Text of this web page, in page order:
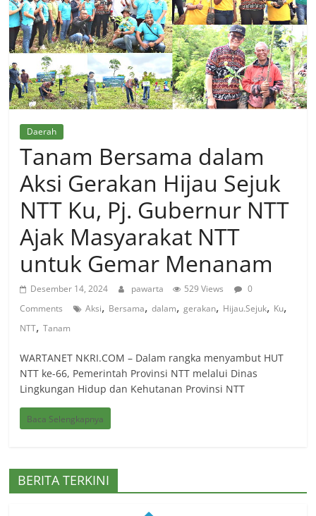
Daerah
Tanam Bersama dalam
Aksi Gerakan Hijau Sejuk
NTT Ku, Pj. Gubernur NTT
Ajak Masyarakat NTT
untuk Gemar Menanam
Desember 14, 2024 pawarta 529 Views
0
Comments
Aksi, Bersama,dalam,gerakan, Hijau.Sejuk, Ku,
NTT,Tanam
WARTANET NKRI.COM – Dalam rangka menyambut HUT
NTT ke-66, Pemerintah Provinsi NTT melalui Dinas
Lingkungan Hidup dan Kehutanan Provinsi NTT
Baca Selengkapnya
BERITA TERKINI